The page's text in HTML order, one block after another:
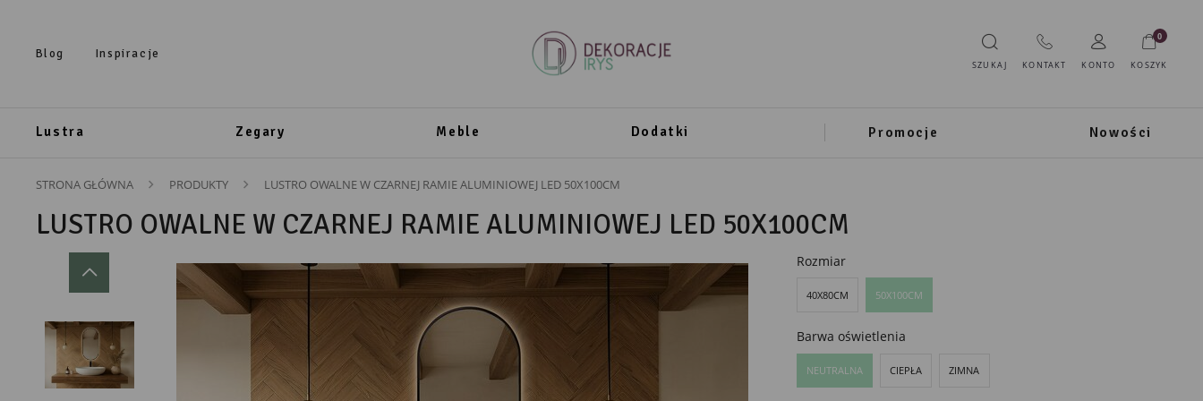
Blog Inspiracje
SZUKAJ KONTAKT KONTO KOSZYK
0
Lustra Zegary Meble Dodatki Promocje Nowości
STRONA GŁÓWNA PRODUKTY LUSTRO OWALNE W CZARNEJ RAMIE ALUMINIOWEJ LED 50X100CM
LUSTRO OWALNE W CZARNEJ RAMIE ALUMINIOWEJ LED 50X100CM
Rozmiar
40X80CM 50X100CM
Barwa oświetlenia
NEUTRALNA CIEPŁA ZIMNA